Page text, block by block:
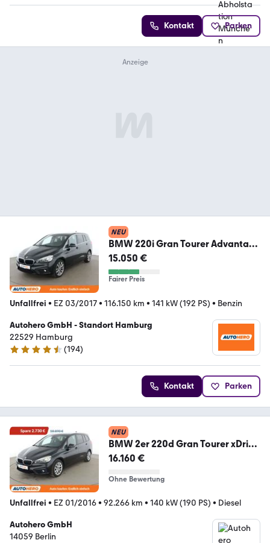
Kontakt Parken
NEU
BMW 220i Gran Tourer Advantage
Aut.*NAVI*LED*PDC*
15.050 €
Fairer Preis
Unfallfrei • EZ 03/2017• 116.150 km • 141 kW (192 PS) • Benzin
Autohero GmbH - Standort Hamburg
22529 Hamburg
4.6 Sterne
(194)
Kontakt Parken
NEU
BMW 2er 220d Gran Tourer xDrive
Sport Line Aut.*NAVI
16.160 €
Ohne Bewertung
Unfallfrei • EZ 01/2016• 92.266 km • 140 kW (190 PS) • Diesel
Autohero GmbH
14059 Berlin